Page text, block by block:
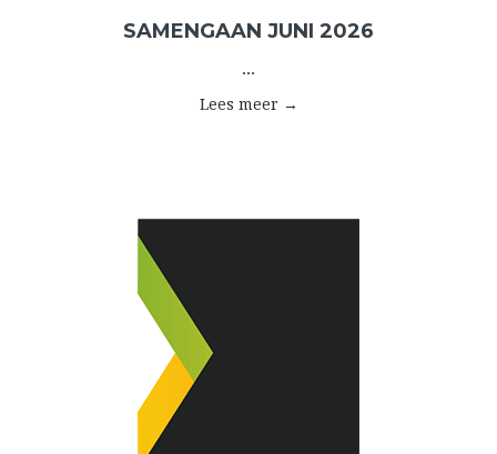
SAMENGAAN JUNI 2026
...
Lees meer →